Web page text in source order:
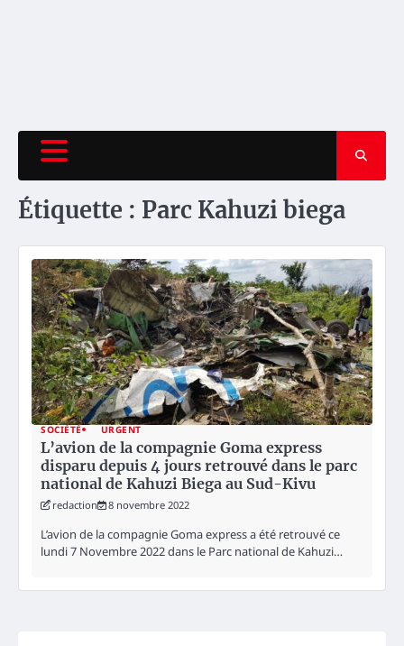
Étiquette : Parc Kahuzi biega
SOCIÉTÉ URGENT
L’avion de la compagnie Goma express
disparu depuis 4 jours retrouvé dans le parc
national de Kahuzi Biega au Sud-Kivu
redaction 8 novembre 2022
L’avion de la compagnie Goma express a été retrouvé ce
lundi 7 Novembre 2022 dans le Parc national de Kahuzi…